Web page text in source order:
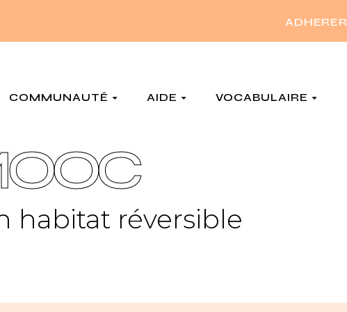
ADHERER
COMMUNAUTÉ AIDE VOCABULAIRE
habitat réversible